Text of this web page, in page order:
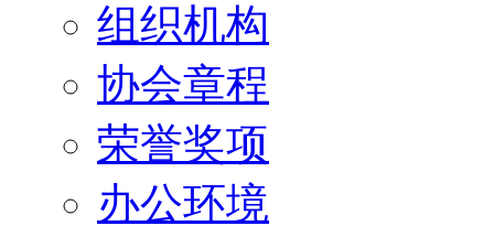
组织机构
协会章程
荣誉奖项
办公环境